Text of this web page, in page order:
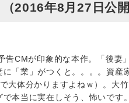
2016年8月27日公開
告CMが印象的な本作。「後妻
「業」がつくと。。。。資産
大体分かりますよねｗ）。大
で本当に実在しそう、怖いです